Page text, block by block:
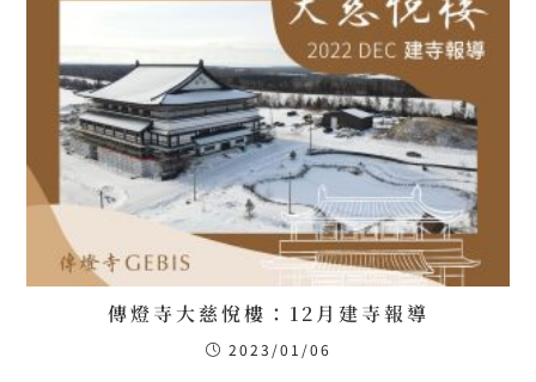
傳燈寺大慈悅樓：12月建寺報導
2023/01/06